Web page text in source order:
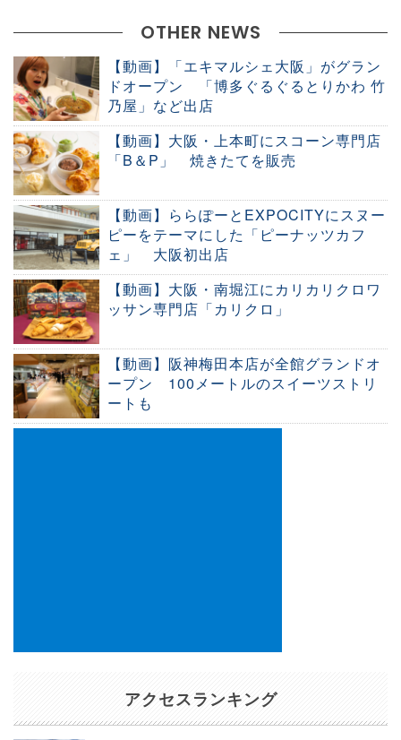
OTHER NEWS
【動画】「エキマルシェ大阪」がグラン
ドオープン 「博多ぐるぐるとりかわ 竹
乃屋」など出店
【動画】大阪・上本町にスコーン専門店
「B＆P」 焼きたてを販売
【動画】ららぽーとEXPOCITYにスヌー
ピーをテーマにした「ピーナッツカフ
ェ」 大阪初出店
【動画】大阪・南堀江にカリカリクロワ
ッサン専門店「カリクロ」
【動画】阪神梅⽥本店が全館グランドオ
ープン 100メートルのスイーツストリ
ートも
アクセスランキング